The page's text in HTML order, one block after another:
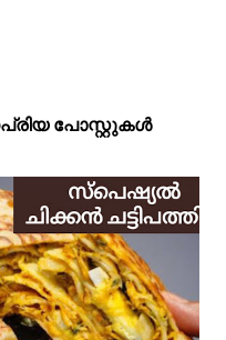
പോസ്റ്റുകള്‍‌